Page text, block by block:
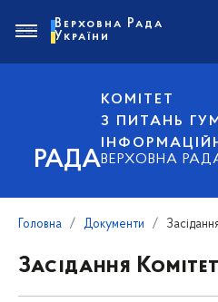
РАДА
КОМІТЕТ
З ПИТАНЬ
ВЕРХОВНА
Верховна Рада
України
Головна Документи
Засідання